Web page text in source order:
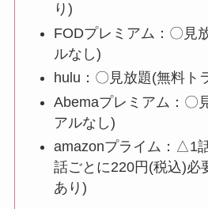
り)
FODプレミアム：〇見
ルなし)
hulu：〇見放題(無料ト
Abemaプレミアム：〇
アルなし)
amazonプライム：△1
話ごとに220円(税込)必
あり)